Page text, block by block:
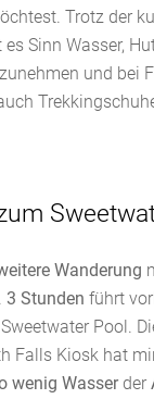
Trotz der
Sinn Wasser,
und bei
Wanderung
3 Stunden führt
Pool.
Falls Kiosk hat
wenig Wasserder